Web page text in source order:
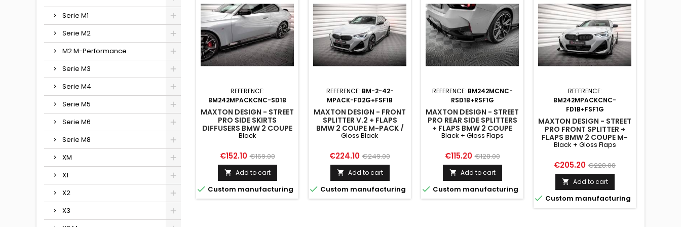
Serie M1
Serie M2
M2 M-Performance
Serie M3
Serie M4
Serie M5
Serie M6
Serie M8
XM
X1
X2
X3
REFERENCE:
BM242MPACKCNC-SD1B
MAXTON DESIGN - STREET
PRO SIDE SKIRTS
DIFFUSERS BMW 2 COUPE
M-PACK / M240I G42
Black
Price
€152.10 Regular
price
€169.00
 Add to cart
 Custom manufacturing
REFERENCE: BM-2-42-
MPACK-FD2G+FSF1B
MAXTON DESIGN - FRONT
SPLITTER V.2 + FLAPS
BMW 2 COUPE M-PACK /
M240I G42 GLOSS BLACK
Gloss Black
Price
€224.10 Regular
price
€249.00
 Add to cart
 Custom manufacturing
REFERENCE: BM242MCNC-
RSD1B+RSF1G
MAXTON DESIGN - STREET
PRO REAR SIDE SPLITTERS
+ FLAPS BMW 2 COUPE
M240I G42 BLACK +
Black + Gloss Flaps
Price
€115.20 Regular
price
€128.00
 Add to cart
 Custom manufacturing
REFERENCE:
BM242MPACKCNC-
FD1B+FSF1G
MAXTON DESIGN - STREET
PRO FRONT SPLITTER +
FLAPS BMW 2 COUPE M-
PACK / M240I G42 BLACK
Black + Gloss Flaps
Price
€205.20 Regular
price
€228.00
 Add to cart
 Custom manufacturing